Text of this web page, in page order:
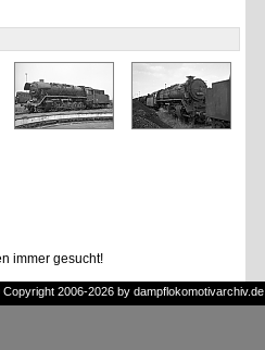
immer gesucht!
2006-2026 by dampflokomotivarchiv.de